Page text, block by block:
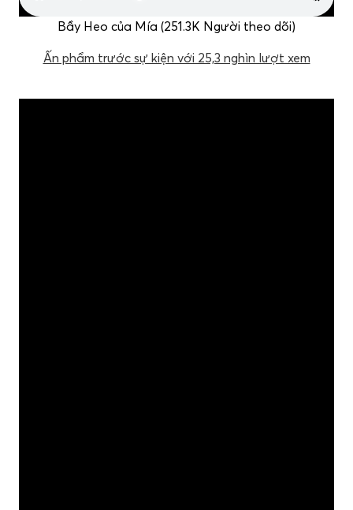
Bầy Heo của Mía (251.3K Người theo dõi)
Ấn phẩm trước sự kiện với 25,3 nghìn lượt xem